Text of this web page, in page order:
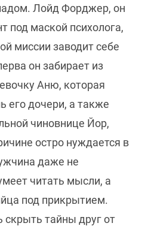
Лойд Форджер, он
под маской психолога,
миссии заводит себе
он забирает из
Аню, которая
его дочери, а также
чиновнице Йор,
остро нуждается в
даже не
читать мысли, а
под прикрытием.
тайны друг от